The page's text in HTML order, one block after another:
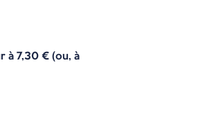
à 7,30 € (ou, à